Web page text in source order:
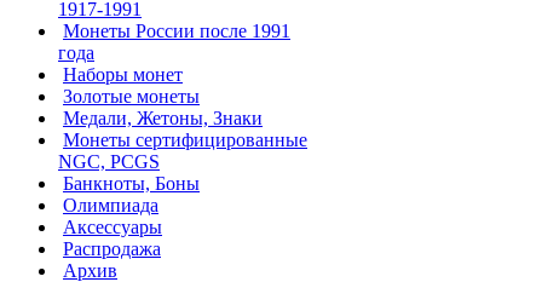
1917-1991
Монеты России после 1991
года
Наборы монет
Золотые монеты
Медали, Жетоны, Знаки
Монеты сертифицированные
NGC, PCGS
Банкноты, Боны
Олимпиада
Аксессуары
Распродажа
Архив